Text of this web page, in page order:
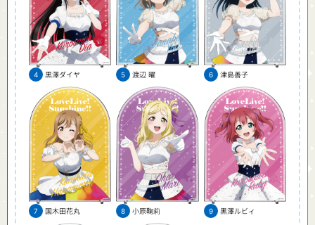
黒澤ダイヤ 渡辺 曜 津島善子
国木田花丸 小原鞠莉 黒澤ルビィ